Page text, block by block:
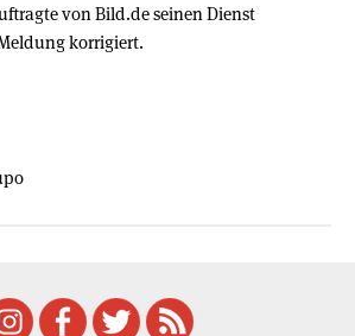
von Bild.de seinen Dienst
korrigiert.